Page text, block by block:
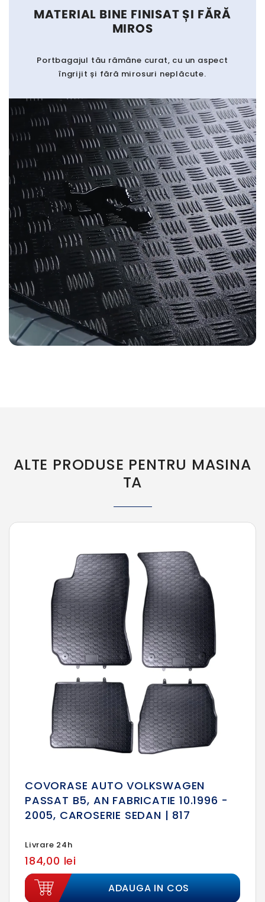
MATERIAL BINE FINISAT ȘI FĂRĂ
MIROS
Portbagajul tău rămâne curat, cu un aspect
îngrijit și fără mirosuri neplăcute.
ALTE PRODUSE PENTRU MASINA
TA
COVORASE AUTO VOLKSWAGEN
PASSAT B5, AN FABRICATIE 10.1996 -
2005, CAROSERIE SEDAN | 817
Livrare 24h
184,00 lei
ADAUGA IN COS